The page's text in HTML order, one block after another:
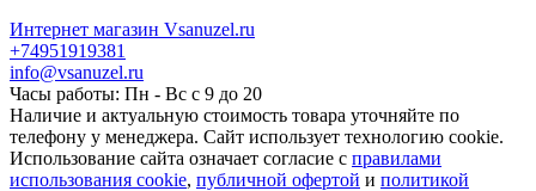
Интернет магазин Vsanuzel.ru
+74951919381
info@vsanuzel.ru
Часы работы: Пн - Вс с 9 до 20
Наличие и актуальную стоимость товара уточняйте по
телефону у менеджера. Сайт использует технологию cookie.
Использование сайта означает согласие с правилами
использования cookie, публичной офертой и политикой